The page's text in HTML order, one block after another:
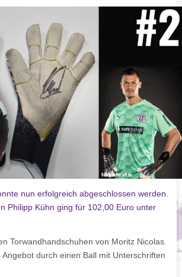
nun erfolgreich abgeschlossen werden.
Philipp Kühn ging für 102,00 Euro unter
Torwandhandschuhen von Moritz Nicolas.
durch einen Ball mit Unterschriften